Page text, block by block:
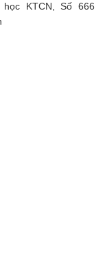
học KTCN, Số 666